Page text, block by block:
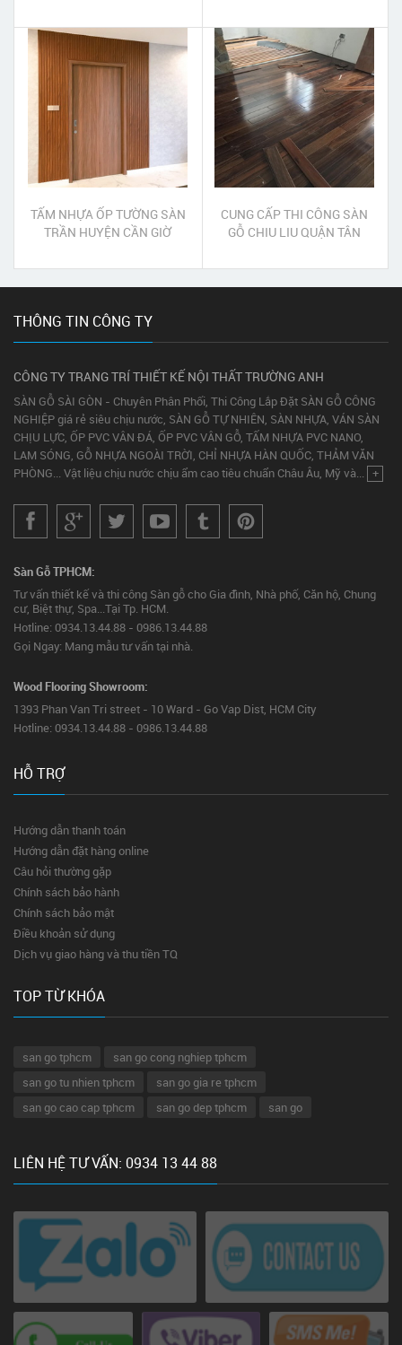
TẤM NHỰA ỐP TƯỜNG SÀN
TRẦN HUYỆN CẦN GIỜ
CUNG CẤP THI CÔNG SÀN
GỖ CHIU LIU QUẬN TÂN
THÔNG TIN CÔNG TY
CÔNG TY TRANG TRÍ THIẾT KẾ NỘI THẤT TRƯỜNG ANH
SÀN GỖ SÀI GÒN - Chuyên Phân Phối, Thi Công Lắp Đặt SÀN GỖ CÔNG
NGHIỆP giá rẻ siêu chịu nước, SÀN GỖ TỰ NHIÊN, SÀN NHỰA, VÁN SÀN
CHỊU LỰC, ỐP PVC VÂN ĐÁ, ỐP PVC VÂN GỖ, TẤM NHỰA PVC NANO,
LAM SÓNG, GỖ NHỰA NGOÀI TRỜI, CHỈ NHỰA HÀN QUỐC, THẢM VĂN
PHÒNG... Vật liệu chịu nước chịu ẩm cao tiêu chuẩn Châu Âu, Mỹ và... +
Sàn Gỗ TPHCM:
Tư vấn thiết kế và thi công Sàn gỗ cho Gia đình, Nhà phố, Căn hộ, Chung
cư, Biệt thự, Spa...Tại Tp. HCM.
Hotline: 0934.13.44.88 - 0986.13.44.88
Gọi Ngay: Mang mẫu tư vấn tại nhà.
Wood Flooring Showroom:
1393 Phan Van Tri street - 10 Ward - Go Vap Dist, HCM City
Hotline: 0934.13.44.88 - 0986.13.44.88
HỖ TRỢ
Hướng dẫn thanh toán
Hướng dẫn đặt hàng online
Câu hỏi thường gặp
Chính sách bảo hành
Chính sách bảo mật
Điều khoản sử dụng
Dịch vụ giao hàng và thu tiền TQ
TOP TỪ KHÓA
san go tphcm
san go cong nghiep tphcm
san go tu nhien tphcm
san go gia re tphcm
san go cao cap tphcm
san go dep tphcm san go
LIÊN HỆ TƯ VẤN: 0934 13 44 88